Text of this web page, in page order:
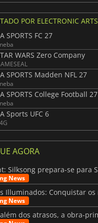
POR ELECTRONIC ARTS
SPORTS FC 27
WARS Zero Company
SPORTS Madden NFL 27
SPORTS College Football 27
Sports UFC 6
AGORA
News
News